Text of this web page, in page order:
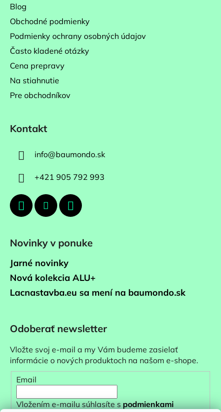
Blog
Obchodné podmienky
Podmienky ochrany osobných údajov
Často kladené otázky
Cena prepravy
Na stiahnutie
Pre obchodníkov
Kontakt
info@baumondo.sk
+421 905 792 993
Novinky v ponuke
Jarné novinky
Nová kolekcia ALU+
Lacnastavba.eu sa mení na baumondo.sk
Odoberať newsletter
Vložte svoj e-mail a my Vám budeme zasielať
informácie o nových produktoch na našom e-shope.
Email
Vložením e-mailu súhlasíte spodmienkami